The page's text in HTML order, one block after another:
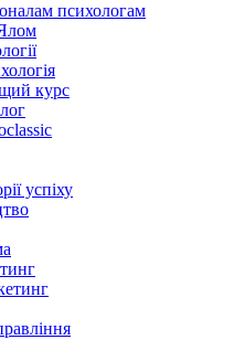
психологам
курс
успіху